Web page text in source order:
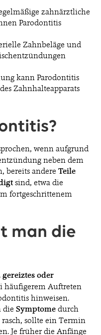
zahnärztliche
Parodontitis
Zahnbeläge und
kann Parodontitis
Zahnhalteapparats
wenn aufgrund
neben dem
bereits andere Teile
sind, etwa die
fortgeschrittenem
man die
oder
häufigerem Auftreten
hinweisen.
die Symptome durch
sollte ein Termin
Je früher die Anfänge